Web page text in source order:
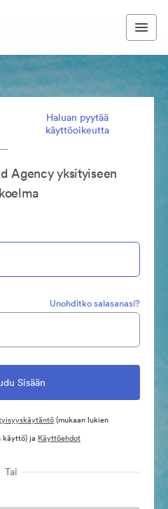
Haluan pyytää
käyttöoikeutta
Agency yksityiseen
Unohditko salasanasi?
(mukaan lukien
käyttö) ja Käyttöehdot
Tai